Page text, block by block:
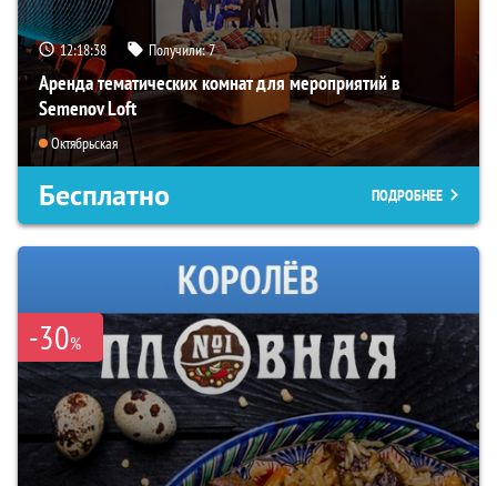
12:18:37 Получили:7
Аренда тематических комнат для мероприятий в
Semenov Loft
Октябрьская
Бесплатно ПОДРОБНЕЕ
-30%